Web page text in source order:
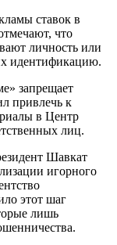
ставок в
что
личность или
идентификацию.
запрещает
привлечь к
в Центр
лиц.
Шавкат
игорного
этот шаг
лишь